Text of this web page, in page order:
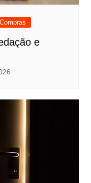
e